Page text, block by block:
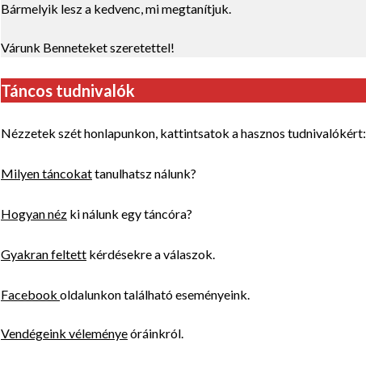
Bármelyik lesz a kedvenc, mi megtanítjuk.
Várunk Benneteket szeretettel!
Táncos tudnivalók
Nézzetek szét honlapunkon, kattintsatok a hasznos tudnivalókért:
Milyen táncokattanulhatsz nálunk?
Hogyan néz ki nálunk egy táncóra?
Gyakran feltett kérdésekre a válaszok.
Facebook oldalunkon található eseményeink.
Vendégeink véleményeóráinkról.